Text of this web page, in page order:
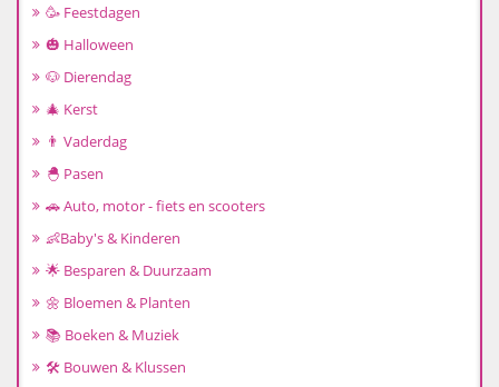
🥳 Feestdagen
🎃 Halloween
🐶 Dierendag
🎄 Kerst
👨 Vaderdag
🐣 Pasen
🚗 Auto, motor - fiets en scooters
👶Baby's & Kinderen
🌟 Besparen & Duurzaam
🌼 Bloemen & Planten
📚 Boeken & Muziek
🛠️ Bouwen & Klussen